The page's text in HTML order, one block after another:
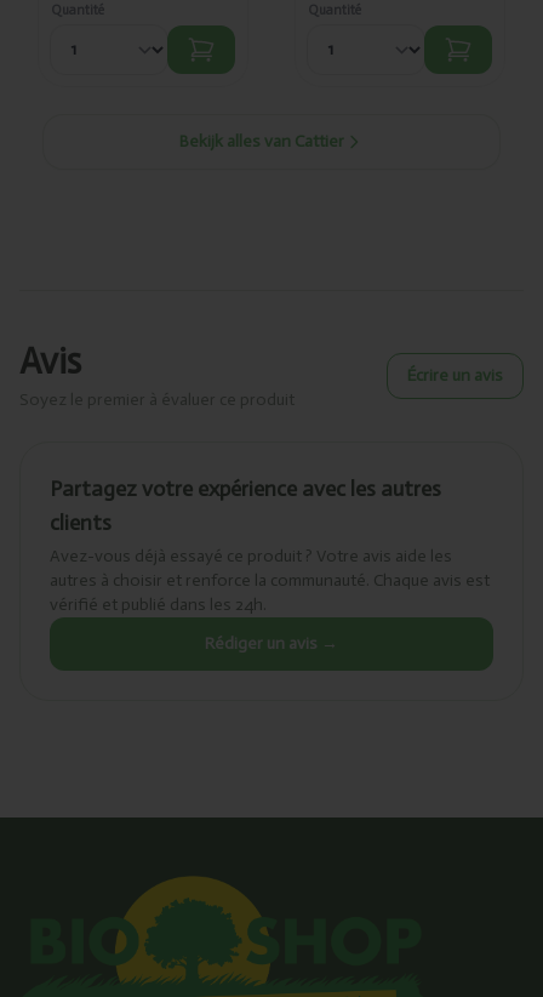
Quantité Quantité
Bekijk alles van Cattier
Avis Écrire un avis
Partagez votre expérience avec les autres
clients
Avez-vous déjà essayé ce produit ? Votre avis aide les
autres à choisir et renforce la communauté. Chaque avis est
vérifié et publié dans les 24h.
Rédiger un avis →